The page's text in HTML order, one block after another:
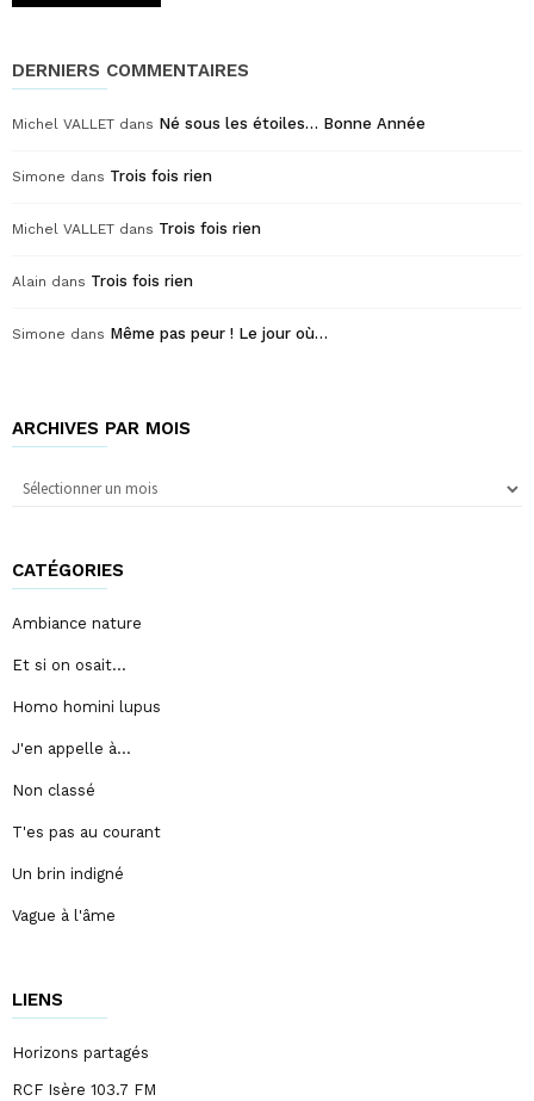
*
DERNIERS COMMENTAIRES
Michel VALLET dans Né sous les étoiles… Bonne Année
Simone dans Trois fois rien
Michel VALLET dans Trois fois rien
Alain dans Trois fois rien
Simone dans Même pas peur ! Le jour où…
ARCHIVES PAR MOIS
CATÉGORIES
Ambiance nature
Et si on osait…
Homo homini lupus
J'en appelle à…
Non classé
T'es pas au courant
Un brin indigné
Vague à l'âme
LIENS
Horizons partagés
RCF Isère 103.7 FM